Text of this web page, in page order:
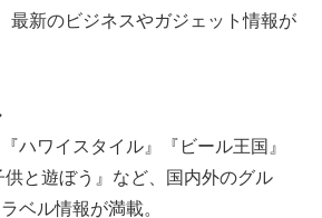
最新のビジネスやガジェット情報が
ハワイスタイル』『ビール王国』
供と遊ぼう』など、国内外のグル
ベル情報が満載。